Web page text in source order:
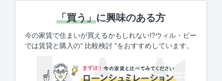
「買う」に興味のある方
今の家賃で住まいが買えるかもしれない!?ウィル・ビー
では賃貸と購入の“ 比較検討 ”をおすすめしています。